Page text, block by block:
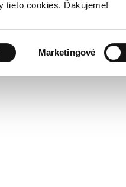
tieto cookies. Ďakujeme!
Marketingové